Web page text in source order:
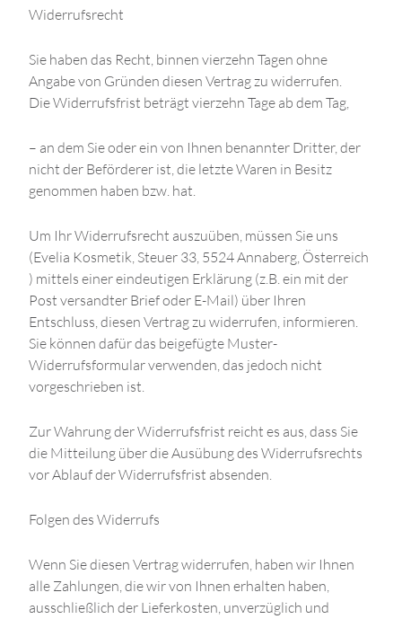
Widerrufsrecht
Sie haben das Recht, binnen vierzehn Tagen ohne
Angabe von Gründen diesen Vertrag zu widerrufen.
Die Widerrufsfrist beträgt vierzehn Tage ab dem Tag,
– an dem Sie oder ein von Ihnen benannter Dritter, der
nicht der Beförderer ist, die letzte Waren in Besitz
genommen haben bzw. hat.
Um Ihr Widerrufsrecht auszuüben, müssen Sie uns
(Evelia Kosmetik, Steuer 33, 5524 Annaberg, Österreich
) mittels einer eindeutigen Erklärung (z.B. ein mit der
Post versandter Brief oder E-Mail) über Ihren
Entschluss, diesen Vertrag zu widerrufen, informieren.
Sie können dafür das beigefügte Muster-
Widerrufsformular verwenden, das jedoch nicht
vorgeschrieben ist.
Zur Wahrung der Widerrufsfrist reicht es aus, dass Sie
die Mitteilung über die Ausübung des Widerrufsrechts
vor Ablauf der Widerrufsfrist absenden.
Folgen des Widerrufs
Wenn Sie diesen Vertrag widerrufen, haben wir Ihnen
alle Zahlungen, die wir von Ihnen erhalten haben,
ausschließlich der Lieferkosten, unverzüglich und